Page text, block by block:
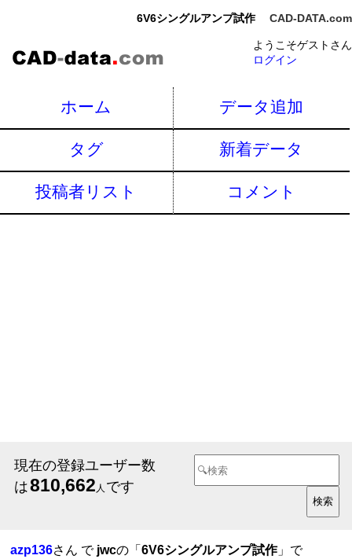
6V6シングルアンプ試作 CAD-DATA.com
ようこそゲストさん
ログイン
ホーム データ追加
タグ 新着データ
投稿者リスト コメント
現在の登録ユーザー数
は810,662 人 です
azp136さん で jwcの「6V6シングルアンプ試作」で